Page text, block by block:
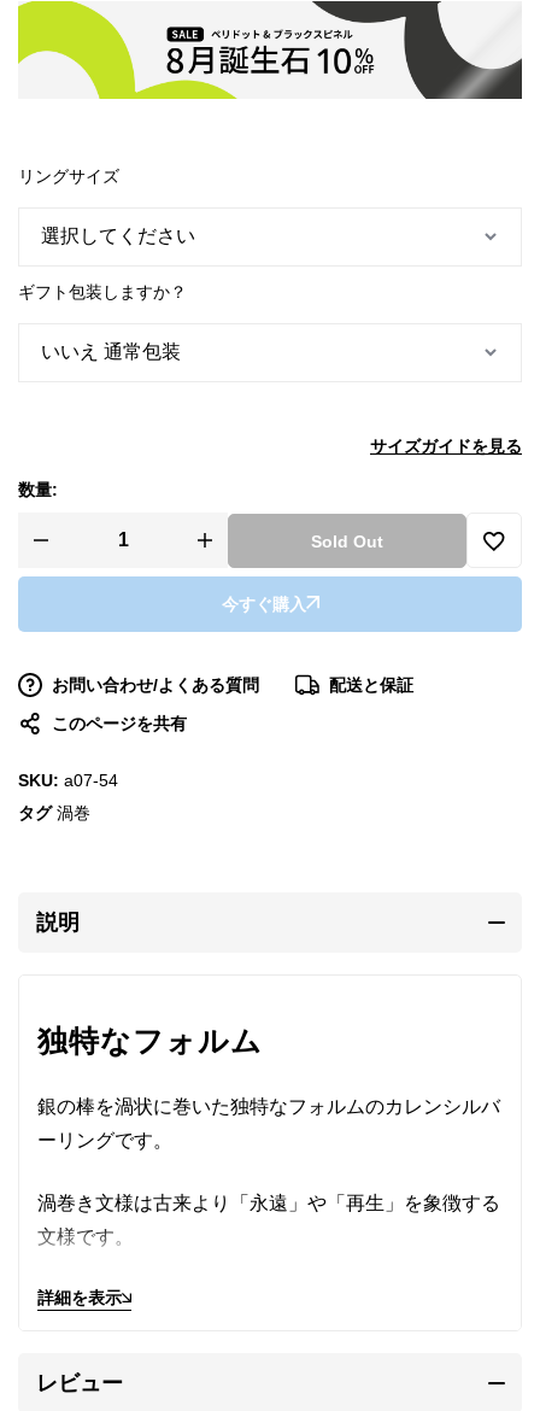
リングサイズ
ギフト包装しますか？
サイズガイドを見る
数量:
Sold Out
今すぐ購入
お問い合わせ/よくある質問
配送と保証
このページを共有
SKU: a07-54
タグ渦巻
説明
独特なフォルム
銀の棒を渦状に巻いた独特なフォルムのカレンシルバ
ーリングです。
渦巻き文様は古来より「永遠」や「再生」を象徴する
文様です。
シュなデザインは時代や流行を超越した伝統美を感じ
詳細を表示
レビュー